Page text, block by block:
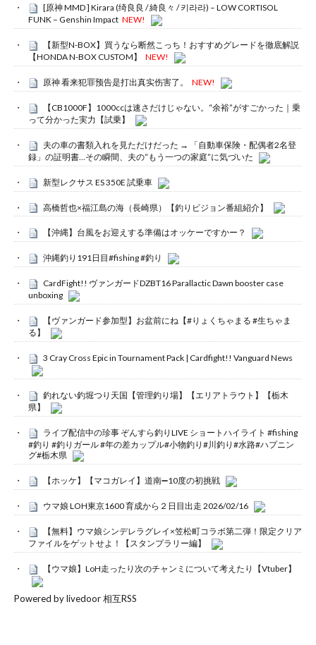
[原神 MMD ] Kirara (绮良良 / 綺良々 / 키라라) – LOW CORTISOL
FUNK – Genshin Impact NEW!
【新型N-BOX】買うなら断然こっち！おすすめグレードを徹底解説
【HONDA N-BOX CUSTOM】
NEW!
原神 看来犯罪预告是打出真实伤害了。 NEW!
【CB1000F】1000ccは速さだけじゃない。“余裕”がすごかった｜乗
って分かった実力【試乗】
夫の車の書類入れを見ただけだった → 「自動車保険・配偶者2名登
録」の証明書…その瞬間、夫の“もう一つの家庭”に気づいた
新型レクサス ES 350E 試乗車
高橋哲也×福江島の海（長崎県）【釣りビジョン番組紹介】
【沖縄】台風をお迎えする準備はオッケーですかー？
沖縄釣り191日目#fishing #釣り
CardFight!! ヴァンガードDZBT16 Parallactic Dawn booster case
unboxing
【ヴァンガード参加型】お盆前にね【#りょくちゃまる #生ちゃま
る】
3 Cray Cross Epic in Tournament Pack | Cardfight!! Vanguard News
釣れない釣堀つり天国【管理釣り場】【エリアトラウト】【栃木
県】
ライブ配信中の珍事 ぞんすら釣りLIVE ショートハイライト #fishing
#釣り #釣りガール #年の差カップル#小物釣り#川釣り#水路#ハプニン
グ#栃木県
【ホッケ】【マコガレイ】道南➖10度の初挑戦
ウマ娘 LOH東京1600 育成から２日目出走 2026/02/16
【無料】ウマ娘シンデレラグレイ×笠松町コラボ第二弾！限定クリア
ファイルをゲットせよ！【スタンプラリー編】
【ウマ娘】LoH走ったり次のチャンミについて考えたり【Vtuber】
Powered by livedoor 相互RSS